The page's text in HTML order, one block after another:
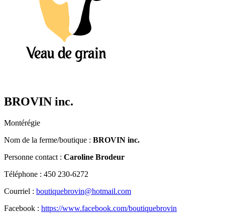
BROVIN inc.
Montérégie
Nom de la ferme/boutique : BROVIN inc.
Personne contact : Caroline Brodeur
Téléphone : 450 230-6272
Courriel : boutiquebrovin@hotmail.com
Facebook : https://www.facebook.com/boutiquebrovin